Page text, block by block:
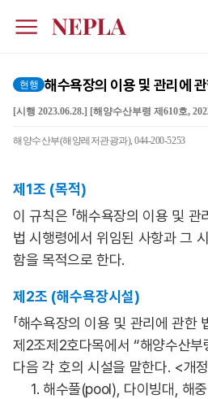
현행 해수욕장의 이용 및 관리에
[시행 2023.06.28.] [해양수산부령 제610호,
해양수산부(해양레저관광과), 044-200-5253
제1조 (목적)
이 규칙은 「해수욕장의 이용 및 관
법 시행령에서 위임된 사항과 그
함을 목적으로 한다.
제2조 (해수욕장시설)
「해수욕장의 이용 및 관리에 관한
제2조제2호다목에서 “해양수산
다음 각 호의 시설을 말한다. <개
1. 해수풀(pool), 다이빙대, 해